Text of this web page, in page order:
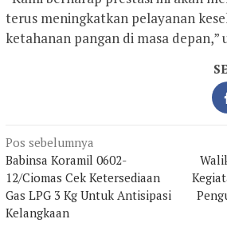
terus meningkatkan pelayanan
ketahanan pangan di masa depan,”
Navigasi
pos
Pos sebelumnya
Babinsa Koramil 0602-
12/Ciomas Cek Ketersediaan
Gas LPG 3 Kg Untuk Antisipasi
Kelangkaan